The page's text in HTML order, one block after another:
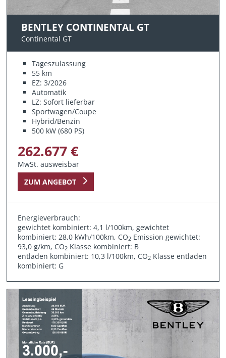
BENTLEY CONTINENTAL GT
Continental GT
Tageszulassung
55 km
EZ: 3/2026
Automatik
LZ: Sofort lieferbar
Sportwagen/Coupe
Hybrid/Benzin
500 kW (680 PS)
262.677 €
MwSt. ausweisbar
ZUM ANGEBOT
Energieverbrauch:
gewichtet kombiniert: 4,1 l/100km, gewichtet
kombiniert: 28,0 kWh/100km, CO2 Emission gewichtet:
93,0 g/km, CO2 Klasse kombiniert: B
entladen kombiniert: 10,3 l/100km, CO2 Klasse entladen
kombiniert: G